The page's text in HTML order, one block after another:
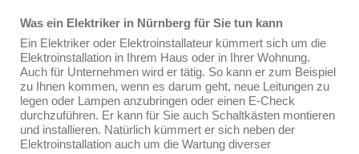
Was ein Elektriker in Nürnberg für Sie tun kann
Ein Elektriker oder Elektroinstallateur kümmert sich um die
Elektroinstallation in Ihrem Haus oder in Ihrer Wohnung.
Auch für Unternehmen wird er tätig. So kann er zum Beispiel
zu Ihnen kommen, wenn es darum geht, neue Leitungen zu
legen oder Lampen anzubringen oder einen E-Check
durchzuführen. Er kann für Sie auch Schaltkästen montieren
und installieren. Natürlich kümmert er sich neben der
Elektroinstallation auch um die Wartung diverser